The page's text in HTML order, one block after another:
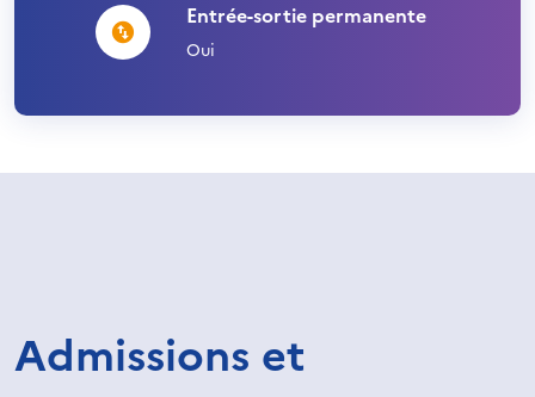
Entrée-sortie permanente
Oui
Admissions et